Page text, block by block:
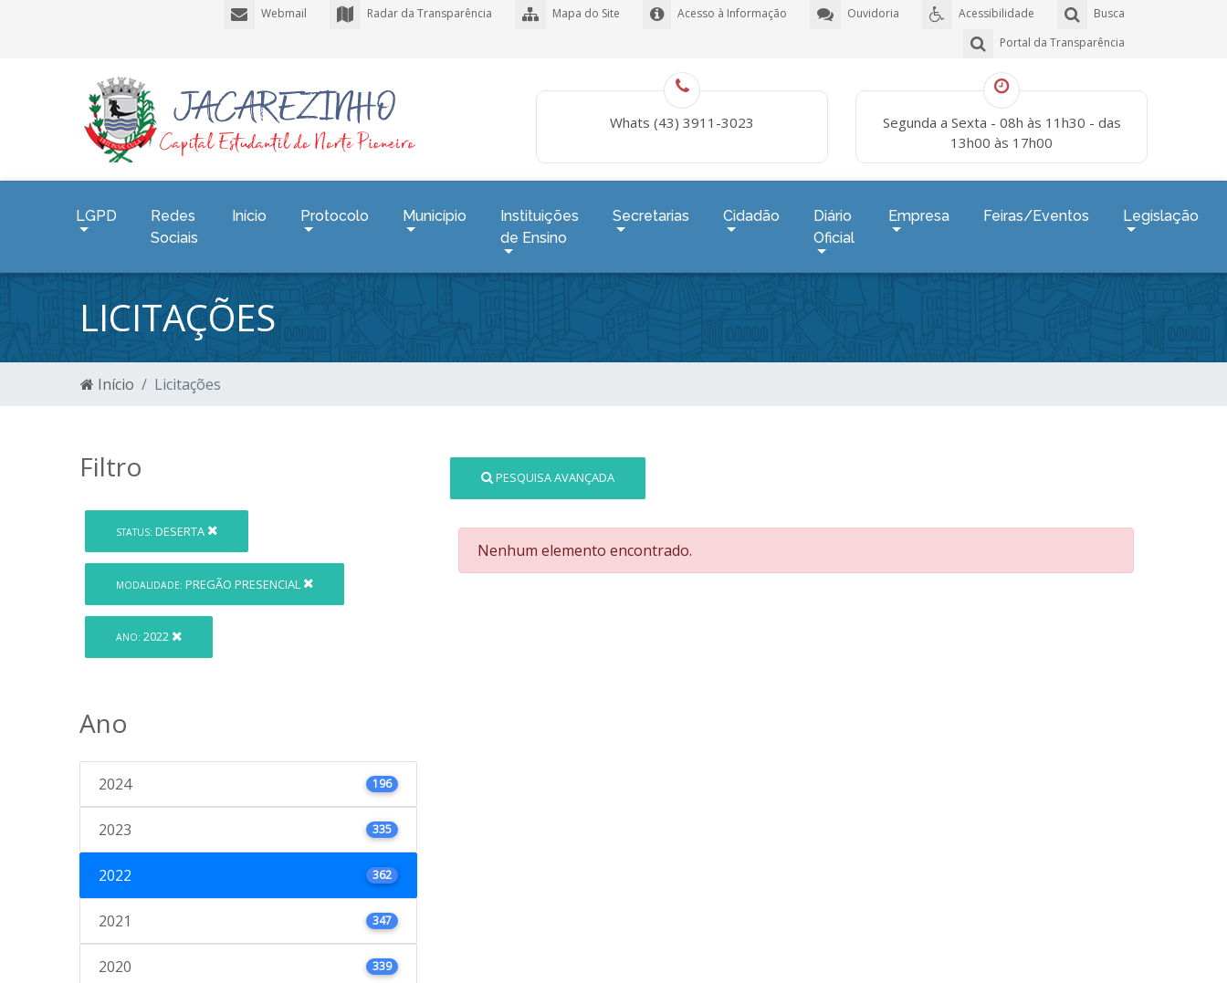
Busca
Acessibilidade
Ouvidoria
Acesso à Informação
Mapa do Site
Radar da Transparência
Webmail
Portal da Transparência
Whats (43) 3911-3023
Segunda a Sexta - 08h às 11h30 - das
13h00 às 17h00
LGPD
Redes
Sociais
Início Protocolo Município
Instituições
de Ensino
Secretarias Cidadão
Diário
Oficial
Empresa Feiras/Eventos Legislação
LICITAÇÕES
Início Licitações
Filtro
STATUS: DESERTA
MODALIDADE: PREGÃO PRESENCIAL
ANO: 2022
Ano
2024 196
2023 335
2022 362
2021 347
2020 339
PESQUISA AVANÇADA
Nenhum elemento encontrado.